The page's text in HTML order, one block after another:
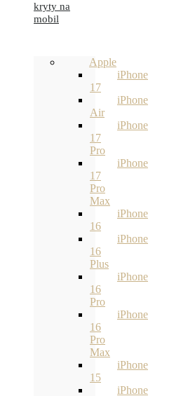
kryty na
mobil
Apple
iPhone
17
iPhone
Air
iPhone
17
Pro
iPhone
17
Pro
Max
iPhone
16
iPhone
16
Plus
iPhone
16
Pro
iPhone
16
Pro
Max
iPhone
15
iPhone